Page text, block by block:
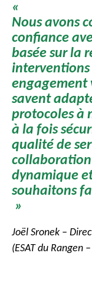
«
Nous avons
confiance
basée sur la
interventions
engagement
savent
protocoles à
à la fois
qualité de
dynamique
souhaitons
»
Joël Sronek –
(ESAT du Rangen